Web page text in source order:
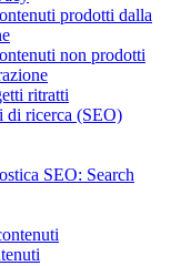
prodotti dalla
non prodotti
ritratti
di ricerca (SEO)
SEO: Search